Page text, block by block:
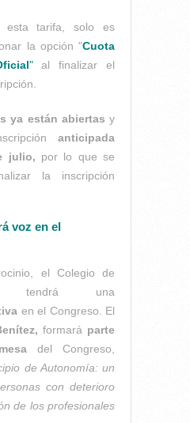
esta tarifa, solo es
la opción "Cuota
"al finalizar el
ya están abiertas y
anticipada
julio, por lo que se
la inscripción
voz en el
el Colegio de
tendrá una
en el Congreso. El
formará parte
del Congreso,
de Autonomía: un
con deterioro
de los profesionales